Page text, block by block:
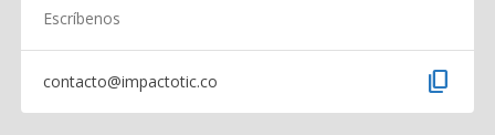
Escríbenos
contacto@impactotic.co content_copy